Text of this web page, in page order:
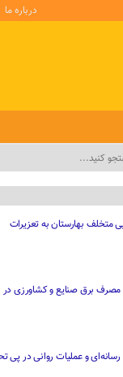
درباره ما
مصرف برق صنایع و کشاورزی
و عملیات روانی در پی